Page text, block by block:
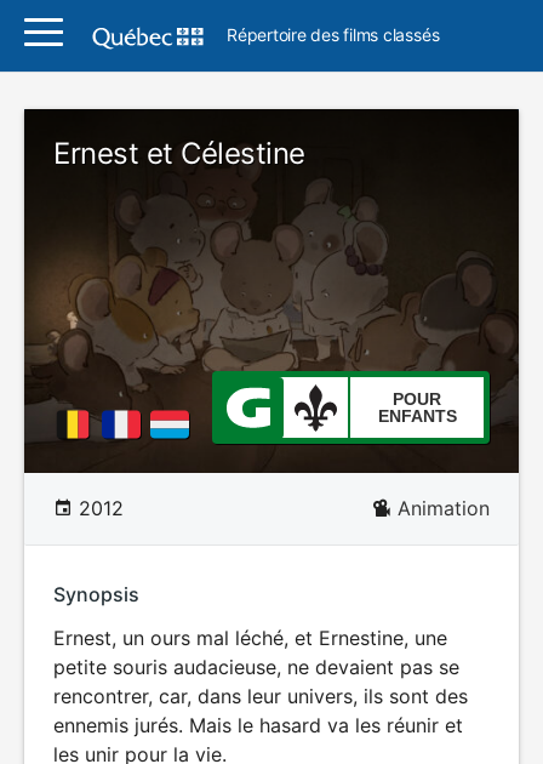
Répertoire des films classés
Ernest et Célestine
POUR
ENFANTS
2012 Animation
Synopsis
Ernest, un ours mal léché, et Ernestine, une
petite souris audacieuse, ne devaient pas se
rencontrer, car, dans leur univers, ils sont des
ennemis jurés. Mais le hasard va les réunir et
les unir pour la vie.